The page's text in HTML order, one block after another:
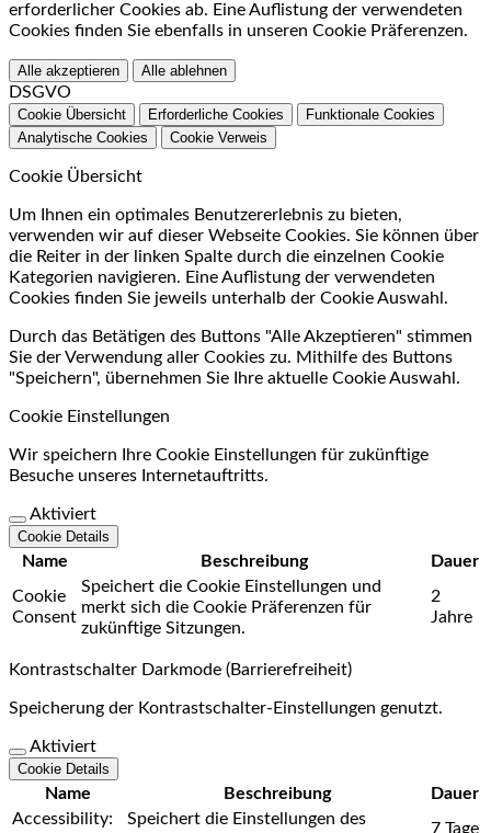
erforderlicher Cookies ab. Eine Auflistung der verwendeten
Cookies finden Sie ebenfalls in unseren Cookie Präferenzen.
Alle akzeptieren Alle ablehnen
DSGVO
Cookie Übersicht Erforderliche Cookies
Funktionale Cookies
Analytische Cookies
Cookie Verweis
Cookie Übersicht
Um Ihnen ein optimales Benutzererlebnis zu bieten,
verwenden wir auf dieser Webseite Cookies. Sie können über
die Reiter in der linken Spalte durch die einzelnen Cookie
Kategorien navigieren. Eine Auflistung der verwendeten
Cookies finden Sie jeweils unterhalb der Cookie Auswahl.
Durch das Betätigen des Buttons "Alle Akzeptieren" stimmen
Sie der Verwendung aller Cookies zu. Mithilfe des Buttons
"Speichern", übernehmen Sie Ihre aktuelle Cookie Auswahl.
Cookie Einstellungen
Wir speichern Ihre Cookie Einstellungen für zukünftige
Besuche unseres Internetauftritts.
Aktiviert
Cookie Details
Name Beschreibung
Dauer
Cookie
Consent
Speichert die Cookie Einstellungen und
merkt sich die Cookie Präferenzen für
zukünftige Sitzungen.
2
Jahre
Kontrastschalter Darkmode (Barrierefreiheit)
Speicherung der Kontrastschalter-Einstellungen genutzt.
Aktiviert
Cookie Details
Name Beschreibung
Dauer
Accessibility:
Speichert die Einstellungen des
7 Tage